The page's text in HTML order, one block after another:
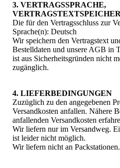
3. VERTRAGSSPRACHE,
Die für den Vertragsschluss zur
Sprache(n): Deutsch
Wir speichern den Vertragstext
Bestelldaten und unsere AGB in
ist aus Sicherheitsgründen nicht
zugänglich.
4. LIEFERBEDINGUNGEN
Zuzüglich zu den angegebenen
Versandkosten anfallen. Nähere
anfallenden Versandkosten
Wir liefern nur im Versandweg.
ist leider nicht möglich.
Wir liefern nicht an Packstationen.